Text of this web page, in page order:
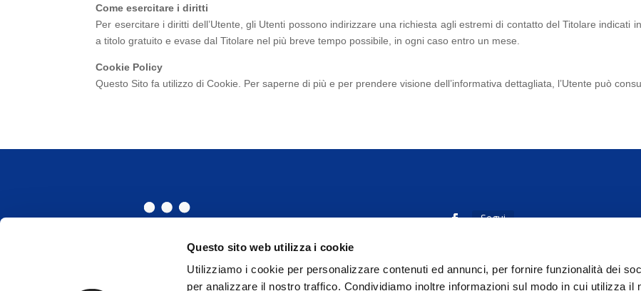
Questo sito web utilizza i cookie
Utilizziamo i cookie per personalizzare contenuti ed annunci, per fornire funzionalità dei
per analizzare il nostro traffico. Condividiamo inoltre informazioni sul modo in cui utilizza il
Come esercitare i diritti
Per esercitare i diritti dell’Utente, gli Utenti possono indirizzare una richiesta agli estremi di contatto del Titolare indicati
a titolo gratuito e evase dal Titolare nel più breve tempo possibile, in ogni caso entro un mese.
Cookie Policy
Questo Sito fa utilizzo di Cookie. Per saperne di più e per prendere visione dell’informativa dettagliata, l’Utente può
Segui
Segui